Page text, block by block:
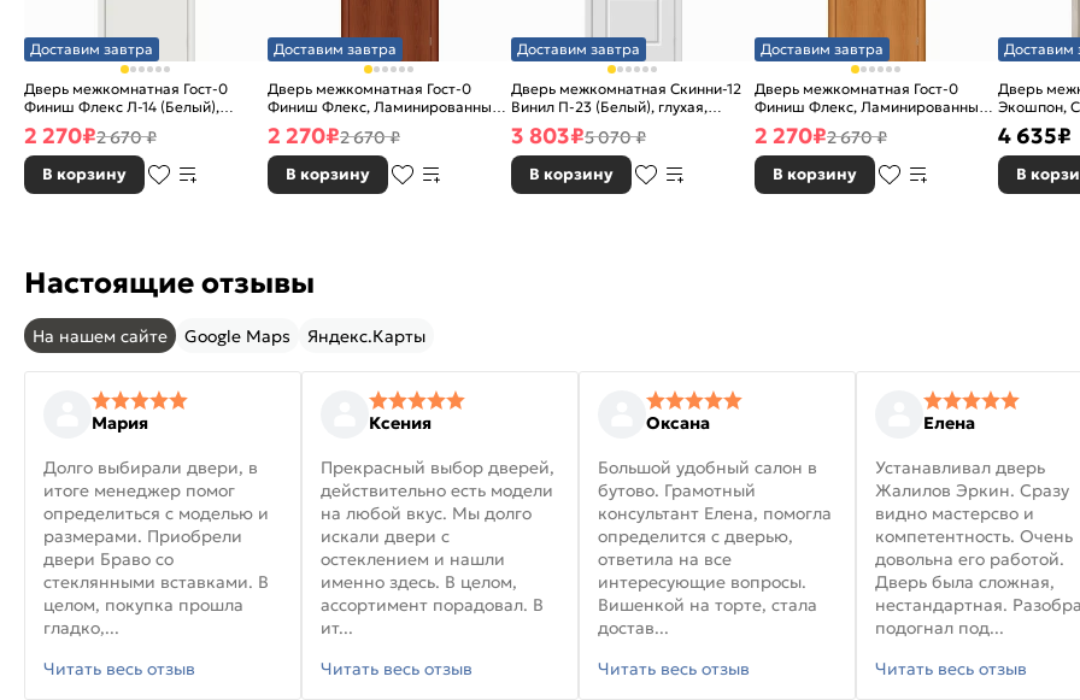
Доставим завтра
Дверь межкомнатная Гост-0
Финиш Флекс Л-14 (Белый),
глухая, каркасно-щитовая
2 270₽2 670 ₽
В корзину
Доставим завтра
Дверь межкомнатная Гост-0
Финиш Флекс, Ламинированные
Л-11 (ИталОрех), глухая,
каркасно-щитовая
2 270₽2 670 ₽
В корзину
Доставим завтра
Дверь межкомнатная Скинни-12
Винил П-23 (Белый), глухая,
скиновая
3 803₽5 070 ₽
В корзину
Доставим завтра
Дверь межкомнатная Гост-0
Финиш Флекс, Ламинированные
Л-12 (МиланОрех), глухая,
каркасно-щитовая
2 270₽2 670 ₽
В корзину
Доставим
Дверь
Экошпон,
4 635₽
В
Настоящие отзывы
На нашем сайте Google Maps Яндекс.Карты
Мария
Долго выбирали двери, в
итоге менеджер помог
определиться с моделью и
размерами. Приобрели
двери Браво со
стеклянными вставками. В
целом, покупка прошла
гладко,...
Читать весь отзыв
Ксения
Прекрасный выбор дверей,
действительно есть модели
на любой вкус. Мы долго
искали двери с
остеклением и нашли
именно здесь. В целом,
ассортимент порадовал. В
ит...
Читать весь отзыв
Оксана
Большой удобный салон в
бутово. Грамотный
консультант Елена, помогла
определится с дверью,
ответила на все
интересующие вопросы.
Вишенкой на торте, стала
достав...
Читать весь отзыв
Елена
Устанавливал дверь
Жалилов Эркин. Сразу
видно мастерсво и
компетентность. Очень
довольна его работой.
Дверь была сложная,
нестандартная.
подогнал под...
Читать весь отзыв